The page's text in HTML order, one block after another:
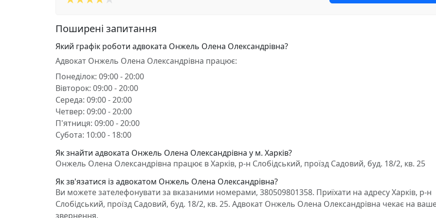
Поширені запитання
Який графік роботи адвоката Онжель Олена Олександрівна?
Адвокат Онжель Олена Олександрівна працює:
Понеділок: 09:00 - 20:00
Вівторок: 09:00 - 20:00
Середа: 09:00 - 20:00
Четвер: 09:00 - 20:00
П'ятниця: 09:00 - 20:00
Субота: 10:00 - 18:00
Як знайти адвоката Онжель Олена Олександрівна у м. Харків?
Онжель Олена Олександрівна працює в Харків, р-н Слобідський, проїзд Садовий, буд. 18/2, кв. 25
Як зв'язатися із адвокатом Онжель Олена Олександрівна?
Ви можете зателефонувати за вказаними номерами, 380509801358. Приїхати на адресу Харків, р-н
Слобідський, проїзд Садовий, буд. 18/2, кв. 25. Адвокат Онжель Олена Олександрівна чекає на
звернення.